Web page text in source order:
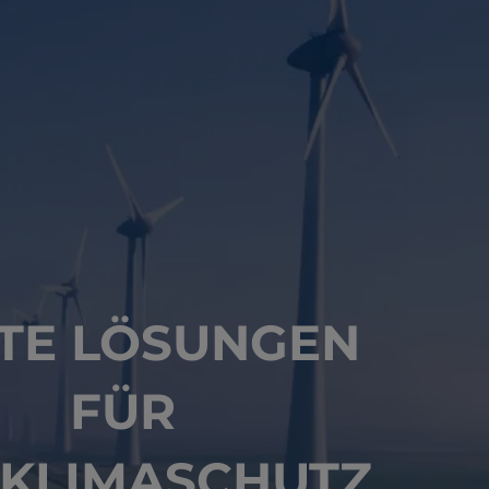
LÖSUNGEN
FÜR